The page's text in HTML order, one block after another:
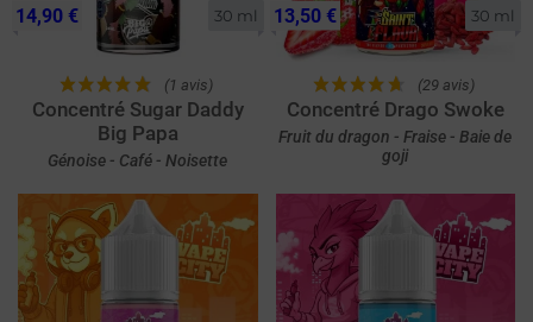
30 ml
(1 avis)
Concentré Sugar Daddy
Big Papa
Génoise - Café - Noisette
14,90 € 30 ml
(29 avis)
Concentré Drago Swoke
Fruit du dragon - Fraise - Baie de
goji
13,50 €